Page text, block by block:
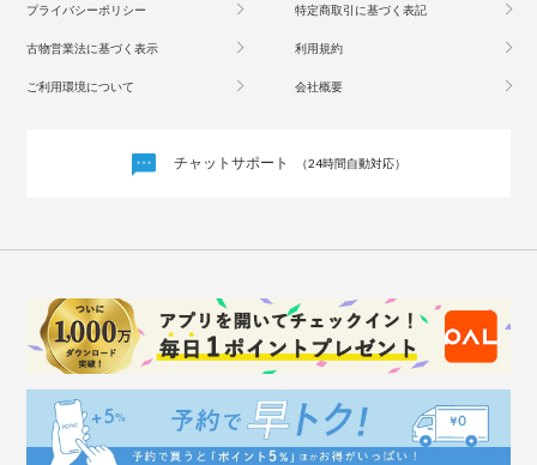
プライバシーポリシー 特定商取引に基づく表記
古物営業法に基づく表示 利用規約
ご利用環境について 会社概要
チャットサポート （24時間自動対応）